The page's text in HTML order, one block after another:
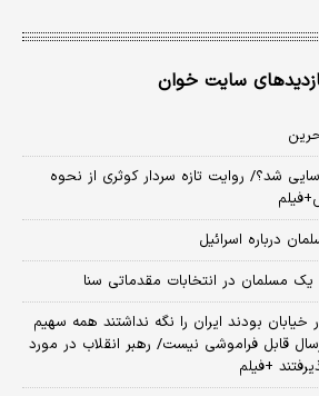
سایت خوان
شد؟/ روایت تازه سردار کوثری از نحوه
درباره اسرائیل
مسلمان در انتخابات مقدماتی سنا
خیابان بودند ایران را نگه نداشتند همه سهیم
قابل فراموشی نیست/ رهبر انقلاب در مورد
+فیلم